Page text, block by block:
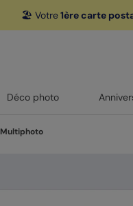
🏖️ Votre1ère carte
Déco photo
Multiphoto